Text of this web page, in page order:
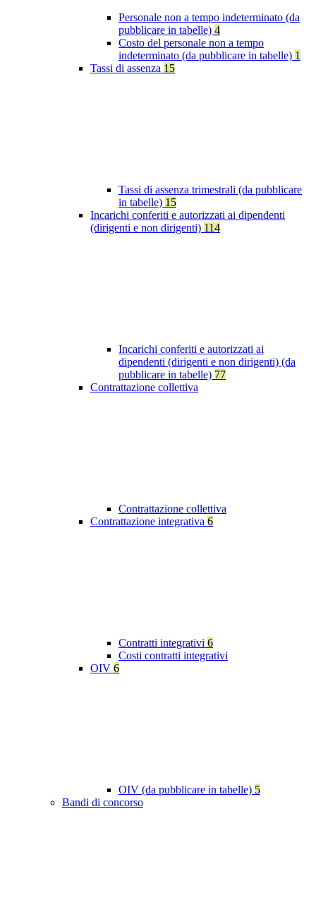
Personale non a tempo indeterminato (da
pubblicare in tabelle) 4
Costo del personale non a tempo
indeterminato (da pubblicare in tabelle) 1
Tassi di assenza 15
Tassi di assenza trimestrali (da pubblicare
in tabelle) 15
Incarichi conferiti e autorizzati ai dipendenti
(dirigenti e non dirigenti) 114
Incarichi conferiti e autorizzati ai
dipendenti (dirigenti e non dirigenti) (da
pubblicare in tabelle) 77
Contrattazione collettiva
Contrattazione collettiva
Contrattazione integrativa 6
Contratti integrativi 6
Costi contratti integrativi
OIV 6
OIV (da pubblicare in tabelle) 5
Bandi di concorso